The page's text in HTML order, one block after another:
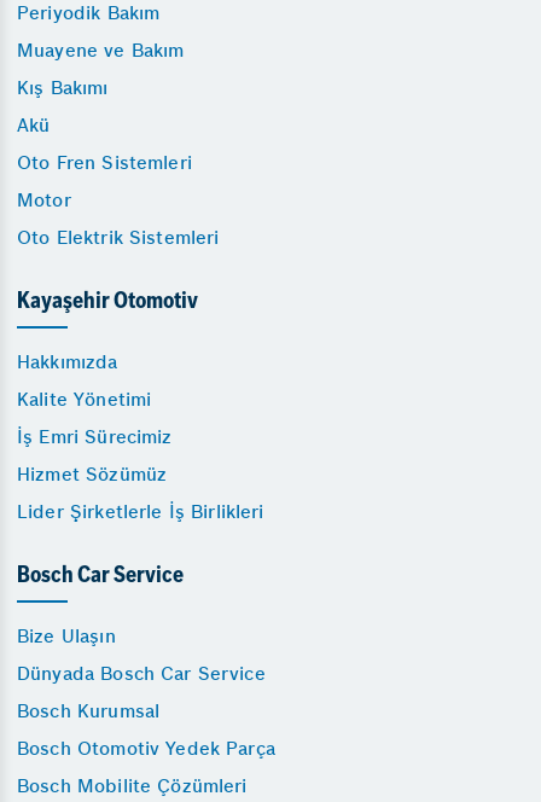
Periyodik Bakım
Muayene ve Bakım
Kış Bakımı
Akü
Oto Fren Sistemleri
Motor
Oto Elektrik Sistemleri
Kayaşehir Otomotiv
Hakkımızda
Kalite Yönetimi
İş Emri Sürecimiz
Hizmet Sözümüz
Lider Şirketlerle İş Birlikleri
Bosch Car Service
Bize Ulaşın
Dünyada Bosch Car Service
Bosch Kurumsal
Bosch Otomotiv Yedek Parça
Bosch Mobilite Çözümleri